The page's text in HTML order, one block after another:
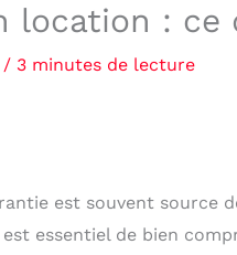
location :
/ 3 minutes de lecture
est souvent source
essentiel de bien